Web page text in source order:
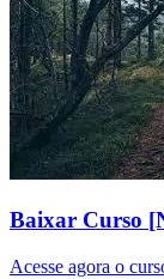
Baixar Curso
Acesse agora o